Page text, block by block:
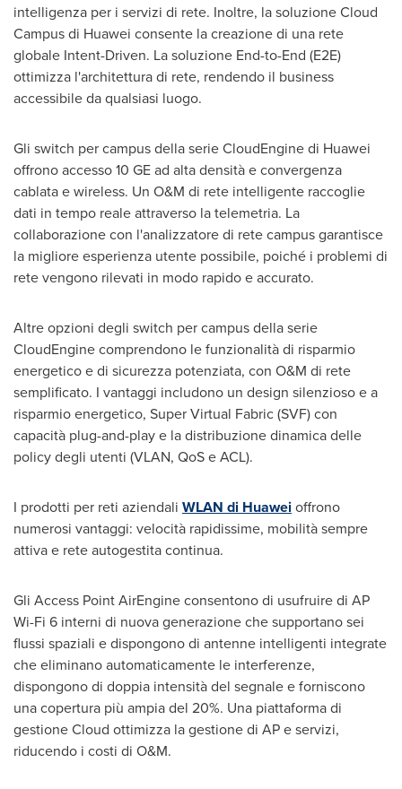
intelligenza per i servizi di rete. Inoltre, la soluzione Cloud
Campus di Huawei consente la creazione di una rete
globale Intent-Driven. La soluzione End-to-End (E2E)
ottimizza l'architettura di rete, rendendo il business
accessibile da qualsiasi luogo.
Gli switch per campus della serie CloudEngine di Huawei
offrono accesso 10 GE ad alta densità e convergenza
cablata e wireless. Un O&M di rete intelligente raccoglie
dati in tempo reale attraverso la telemetria. La
collaborazione con l'analizzatore di rete campus garantisce
la migliore esperienza utente possibile, poiché i problemi di
rete vengono rilevati in modo rapido e accurato.
Altre opzioni degli switch per campus della serie
CloudEngine comprendono le funzionalità di risparmio
energetico e di sicurezza potenziata, con O&M di rete
semplificato. I vantaggi includono un design silenzioso e a
risparmio energetico, Super Virtual Fabric (SVF) con
capacità plug-and-play e la distribuzione dinamica delle
policy degli utenti (VLAN, QoS e ACL).
I prodotti per reti aziendali WLAN di Huaweioffrono
numerosi vantaggi: velocità rapidissime, mobilità sempre
attiva e rete autogestita continua.
Gli Access Point AirEngine consentono di usufruire di AP
Wi-Fi 6 interni di nuova generazione che supportano sei
flussi spaziali e dispongono di antenne intelligenti integrate
che eliminano automaticamente le interferenze,
dispongono di doppia intensità del segnale e forniscono
una copertura più ampia del 20%. Una piattaforma di
gestione Cloud ottimizza la gestione di AP e servizi,
riducendo i costi di O&M.